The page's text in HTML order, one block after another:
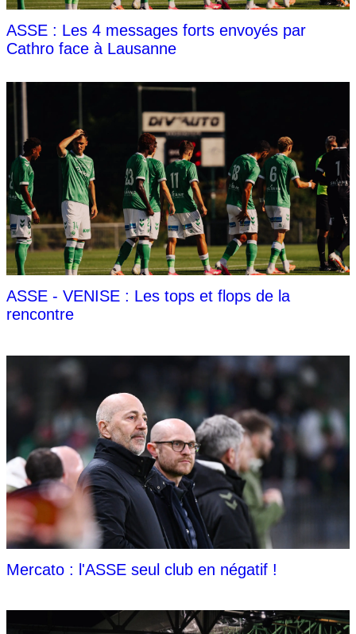
ASSE : Les 4 messages forts envoyés par
Cathro face à Lausanne
ASSE - VENISE : Les tops et flops de la
rencontre
Mercato : l'ASSE seul club en négatif !